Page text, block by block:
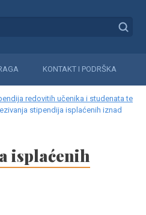
KONTAKT I PODRŠKA
redovitih učenika i studenata te
stipendija isplaćenih iznad
isplaćenih